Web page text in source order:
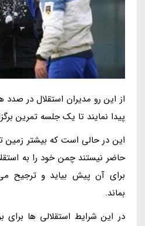
از این رو مدیران استقلال در
پیدا نمایند تا یک جلسه تمرین
این در حالی است که بیشتر زمین
حاضر نیستند چمن خود را به
برای آن پیش بیاید و ترجیح
بماند.
در این شرایط استقلالی ها برای